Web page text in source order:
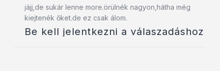
jájj,de sukár lenne more.örülnék nagyon,hátha még
kiejtenék őket.de ez csak álom.
Be kell jelentkezni a válaszadáshoz